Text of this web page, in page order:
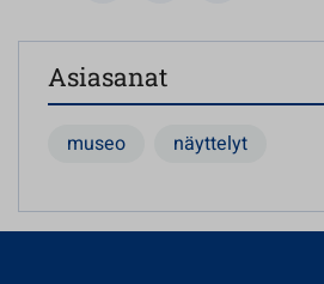
Asiasanat
museo näyttelyt